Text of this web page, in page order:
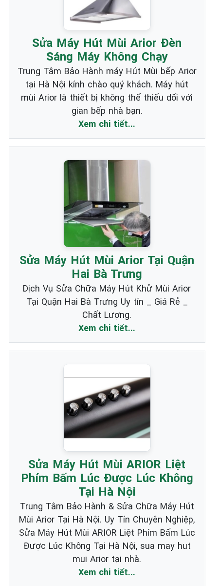
Sửa Máy Hút Mùi Arior Đèn
Sáng Máy Không Chạy
Trung Tâm Bảo Hành máy Hút Mùi bếp Arior
tại Hà Nội kính chào quý khách. Máy hút
mùi Arior là thiết bị không thể thiếu dối với
gian bếp nhà bạn.
Xem chi tiết...
Sửa Máy Hút Mùi Arior Tại Quận
Hai Bà Trưng
Dịch Vụ Sửa Chữa Máy Hút Khử Mùi Arior
Tại Quận Hai Bà Trưng Uy tín _ Giá Rẻ _
Chất Lượng.
Xem chi tiết...
Sửa Máy Hút Mùi ARIOR Liệt
Phím Bấm Lúc Được Lúc Không
Tại Hà Nội
Trung Tâm Bảo Hành & Sửa Chữa Máy Hút
Mùi Arior Tại Hà Nội. Uy Tín Chuyên Nghiệp,
Sửa Máy Hút Mùi ARIOR Liệt Phím Bấm Lúc
Được Lúc Không Tại Hà Nội, sua may hut
mui Arior tại nhà.
Xem chi tiết...